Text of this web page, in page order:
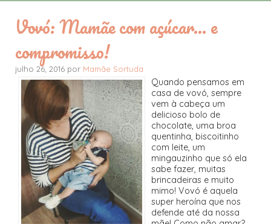
Vovó: Mamãe com açúcar... e
compromisso!
julho 26, 2016 por Mamãe Sortuda
Quando pensamos em
casa de vovó, sempre
vem à cabeça um
delicioso bolo de
chocolate, uma broa
quentinha, biscoitinho
com leite, um
mingauzinho que só ela
sabe fazer, muitas
brincadeiras e muito
mimo! Vovó é aquela
super heroína que nos
defende até da nossa